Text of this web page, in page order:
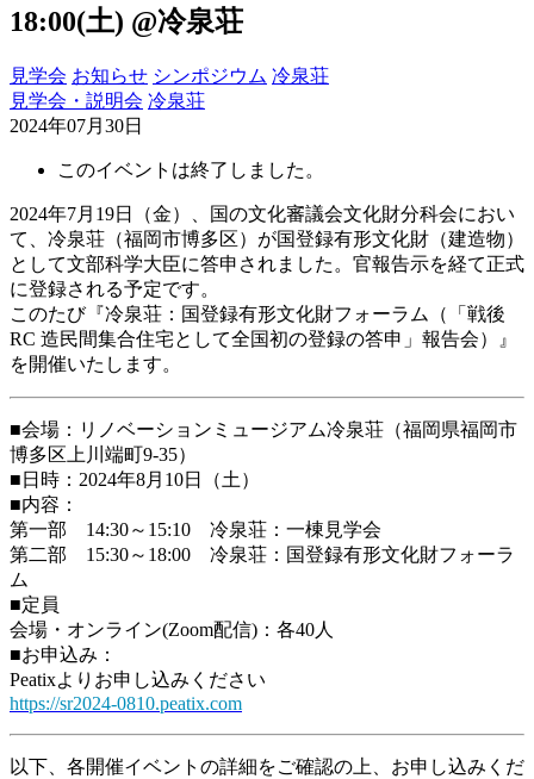
18:00(土) @冷泉荘
見学会 お知らせ シンポジウム 冷泉荘
見学会・説明会 冷泉荘
2024年07月30日
このイベントは終了しました。
2024年7月19日（金）、国の文化審議会文化財分科会におい
て、冷泉荘（福岡市博多区）が国登録有形文化財（建造物）
として文部科学大臣に答申されました。官報告示を経て正式
に登録される予定です。
このたび『冷泉荘：国登録有形文化財フォーラム（「戦後
RC 造民間集合住宅として全国初の登録の答申」報告会）』
を開催いたします。
■会場：リノベーションミュージアム冷泉荘（福岡県福岡市
博多区上川端町9-35）
■日時：2024年8月10日（土）
■内容：
第一部 14:30～15:10 冷泉荘：一棟見学会
第二部 15:30～18:00 冷泉荘：国登録有形文化財フォーラ
ム
■定員
会場・オンライン(Zoom配信)：各40人
■お申込み：
Peatixよりお申し込みください
https://sr2024-0810.peatix.com
以下、各開催イベントの詳細をご確認の上、お申し込みくだ